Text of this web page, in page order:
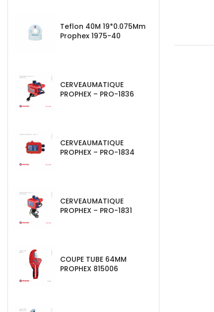
Teflon 40M 19*0.075Mm
Prophex 1975-40
CERVEAUMATIQUE
PROPHEX – PRO-1836
CERVEAUMATIQUE
PROPHEX – PRO-1834
CERVEAUMATIQUE
PROPHEX – PRO-1831
COUPE TUBE 64MM
PROPHEX 815006